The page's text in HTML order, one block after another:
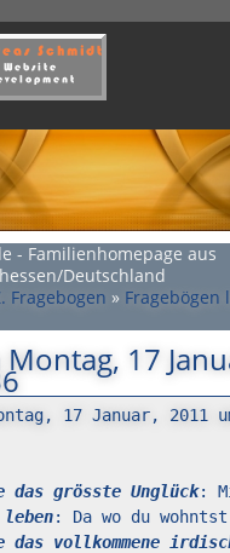
- Familienhomepage aus
Deutschland
Fragebogen » Fragebögen
17
17 Januar, 2011
grösste Unglück
leben
vollkommene